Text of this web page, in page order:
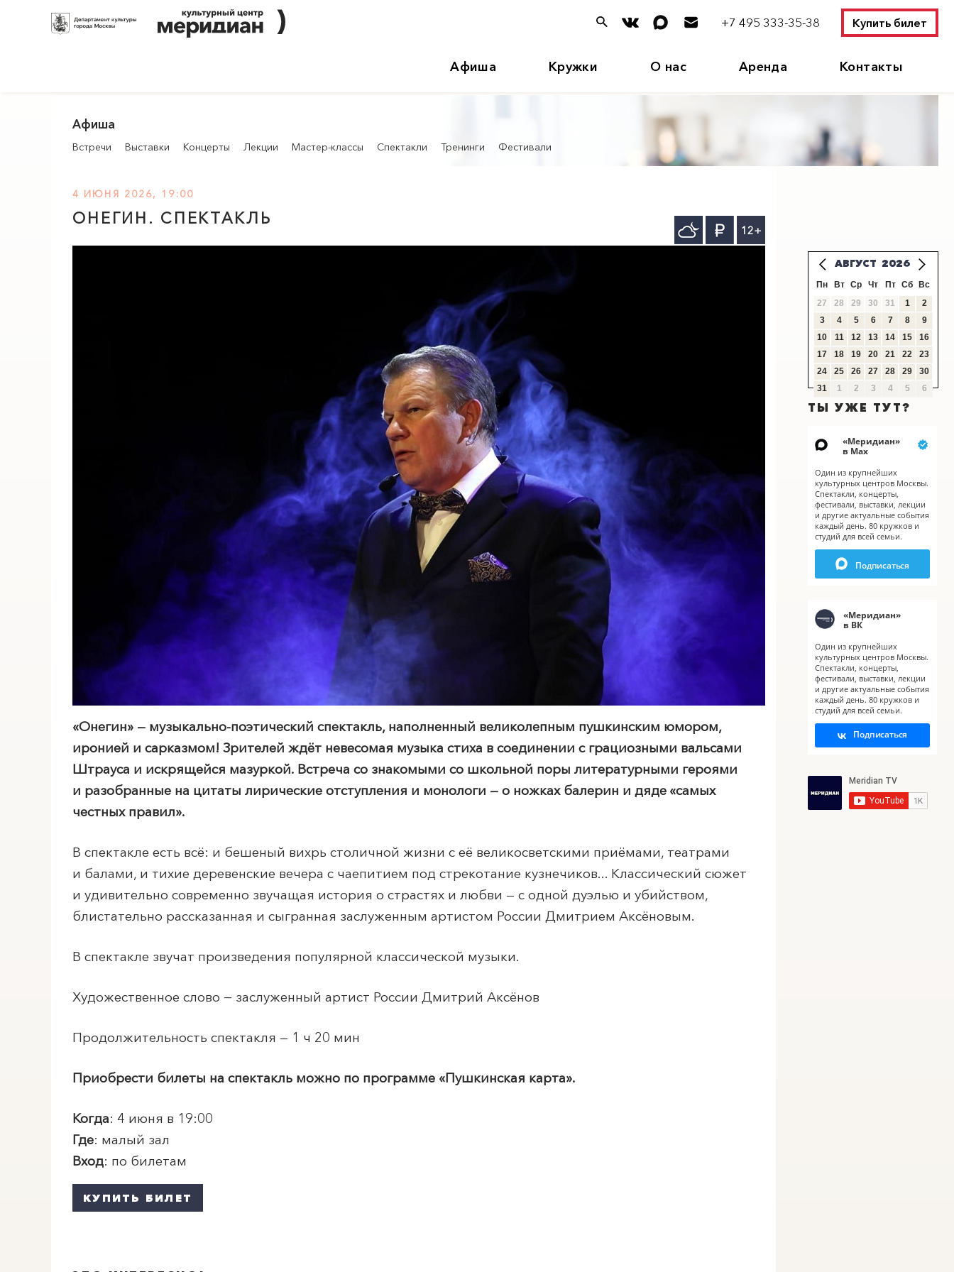
+7 495 333-35-38 Купить билет
Афиша Кружки О нас Аренда Контакты
ПОИСК ПО МЕРОПРИЯТИЯМ X
Афиша
Встречи Выставки Концерты Лекции Мастер-классы Спектакли Тренинги Фестивали
4 ИЮНЯ 2026, 19:00
ОНЕГИН. СПЕКТАКЛЬ
«Онегин» — музыкально-поэтический спектакль, наполненный великолепным пушкинским юмором,
иронией и сарказмом! Зрителей ждёт невесомая музыка стиха в соединении с грациозными вальсами
Штрауса и искрящейся мазуркой. Встреча со знакомыми со школьной поры литературными героями
и разобранные на цитаты лирические отступления и монологи — о ножках балерин и дяде «самых
честных правил».
В спектакле есть всё: и бешеный вихрь столичной жизни с её великосветскими приёмами, театрами
и балами, и тихие деревенские вечера с чаепитием под стрекотание кузнечиков... Классический сюжет
и удивительно современно звучащая история о страстях и любви — с одной дуэлью и убийством,
блистательно рассказанная и сыгранная заслуженным артистом России Дмитрием Аксёновым.
В спектакле звучат произведения популярной классической музыки.
Художественное слово − заслуженный артист России Дмитрий Аксёнов
Продолжительность спектакля — 1 ч 20 мин
Приобрести билеты на спектакль можно по программе «Пушкинская карта».
Когда: 4 июня в 19:00
Где: малый зал
Вход: по билетам
КУПИТЬ БИЛЕТ
12+
АВГУСТ 2026
Пн Вт Ср Чт Пт Сб
Вс
27
28 29 30 31 1
2
3
4 5 6 7 8
9
10
11 12 13 14 15
16
17
18 19 20 21 22
23
24
25 26 27 28 29
30
31
1 2 3 4 5 6
ТЫ УЖЕ ТУТ?
«Меридиан»
в Мах
Один из крупнейших
культурных центров Москвы.
Спектакли, концерты,
фестивали, выставки, лекции
и другие актуальные события
каждый день. 80 кружков и
студий для всей семьи.
Подписаться
«Меридиан»
в ВК
Один из крупнейших
культурных центров Москвы.
Спектакли, концерты,
фестивали, выставки, лекции
и другие актуальные события
каждый день. 80 кружков и
студий для всей семьи.
Подписаться